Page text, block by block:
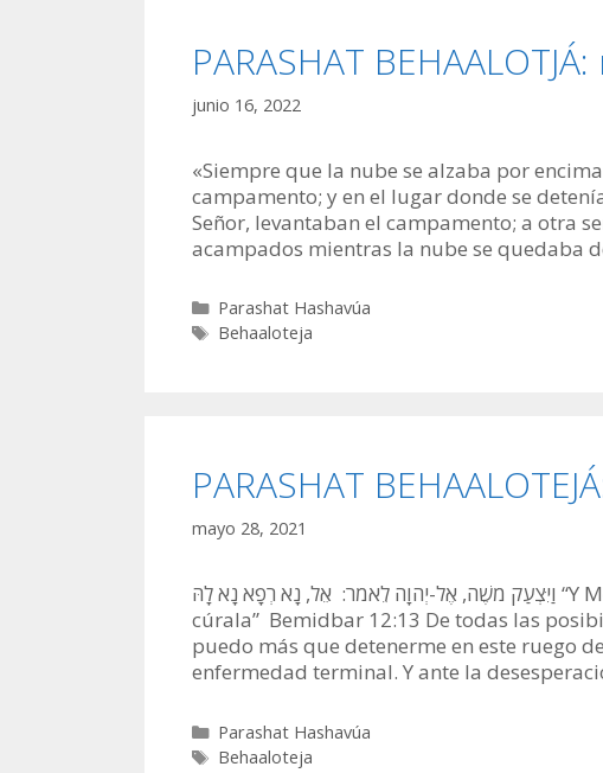
PARASHAT
junio 16, 2022
«Siempre que la nube se alzaba por
campamento; y en el lugar donde se
Señor, levantaban el campamento; a otra
acampados mientras la nube se quedaba
Categorías
Parashat Hashavúa
Etiquetas
Behaaloteja
PARASHAT
mayo 28, 2021
וַיִּצְעַק מֹשֶׁה, אֶל-יְהוָה לֵאמֹר: אֵל, נָא רְפָא נָא לָהּ “Y Moshé gritó a Dios diciendo: Dios, por favor,
cúrala” Bemidbar 12:13 De todas las
puedo más que detenerme en este ruego
enfermedad terminal. Y ante la
Categorías
Parashat Hashavúa
Etiquetas
Behaaloteja